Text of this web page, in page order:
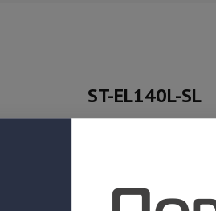
ST-EL140L-SL